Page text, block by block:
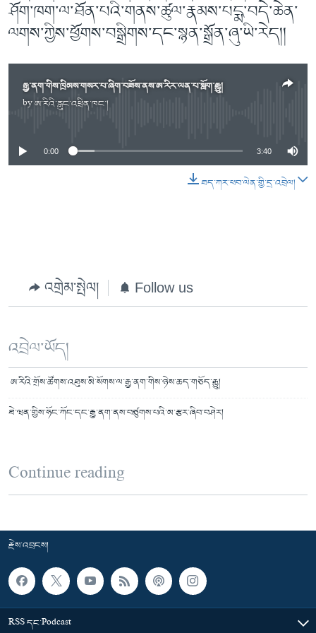
ཤོག་ཁག་ལ་ཐོན་པའི་གནས་ཚུལ་རྣམས་པདྨ་བདེ་ཆེན་
ལགས་ཀྱིས་ཕྱོགས་བསྒྲིགས་དང་སྙན་སྒྲོན་ཞུ་ཡི་རེད།།
རྒྱ་ནག་གིས་ཁྲིམས་གསར་པ་ཞིག་བཟོས་ནས་ཨ་རིར་ལན་པ་སློག་རྒྱུ།
byཨ་རིའི་རླུང་འཕྲིན་ཁང་།No media source currently available
0:00 3:40
ཐད་ཀར་ཕབ་ལེན་གྱི་དྲ་འབྲེལ།
འགྲེམ་སྤེལ། Follow us
འབྲེལ་ཡོད།
ཨ་རིའི་གྲོས་ཚོགས་འཐུས་མི་སོགས་ལ་རྒྱ་ནག་གིས་ཉེས་ཆད་གཅོད་རྒྱུ།
ཐེ་ཝན་གྱིས་ཧོང་ཀོང་དང་རྒྱ་ནག་ནས་བཙུགས་པའི་མ་རྩར་ཞིབ་བཤེར།
Continue reading
རྗེས་འབྲངས།
RSS དང་Podcast